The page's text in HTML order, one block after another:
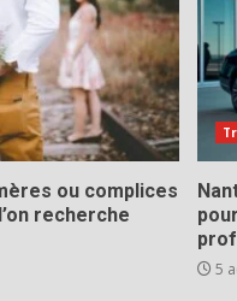
ou complices
recherche
5